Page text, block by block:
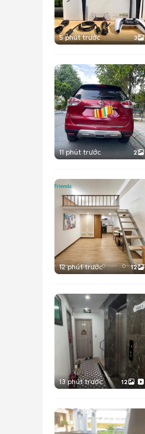
5 phút trước 3
11 phút trước 2
12 phút trước 12
13 phút trước 12